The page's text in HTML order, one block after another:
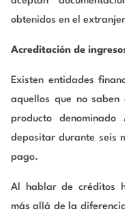
obtenidos en el
Acreditación de
Existen entidades
aquellos que no saben
producto
depositar durante seis
pago.
Al hablar de créditos
más allá de la